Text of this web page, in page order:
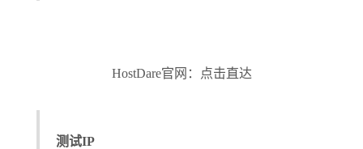
HostDare官网：点击直达
测试IP